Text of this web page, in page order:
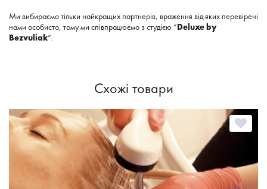
Ми вибираємо тільки найкращих партнерів, враження від яких перевірені
нами особисто, тому ми співпрацюємо з студією “Deluxe by
Bezvuliak“.
Схожі товари